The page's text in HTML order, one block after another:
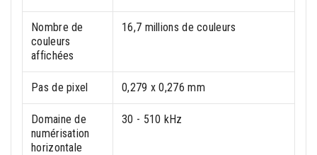
Nombre de
couleurs
affichées
16,7 millions de couleurs
Pas de pixel 0,279 x 0,276 mm
Domaine de
numérisation
horizontale
30 - 510 kHz